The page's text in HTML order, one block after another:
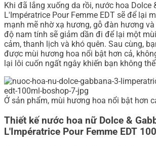
Khi đã lắng xuống da rồi, nước hoa Dolce
L'Impératrice Pour Femme EDT sẽ để lại
mạnh mẽ nhờ xạ hương, gỗ đàn hương
độ nam tính sẽ giảm dần đi để lại một
cảm, thanh lịch và khó quên. Sau cùng,
được mùi hương hoa nổi bật hơn cả,
lại lôi cuốn ngất ngây khiến bạn không
Ở sản phẩm, mùi hương hoa nổi bật hơn
Thiết kế nước hoa nữ Dolce &
L'Impératrice Pour Femme EDT